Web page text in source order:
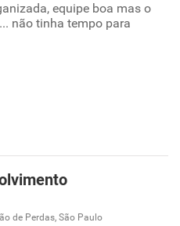
equipe boa mas o
não tinha tempo para
de Perdas, São Paulo